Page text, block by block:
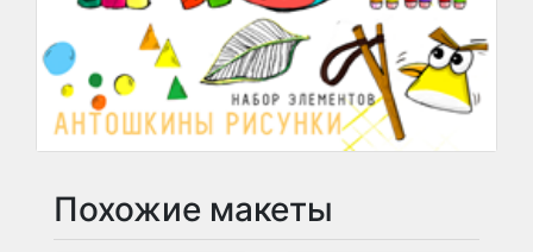
Похожие макеты